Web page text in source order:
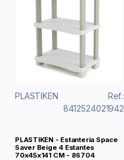
PLASTIKEN
Ref.:
8412524021942
PLASTIKEN - Estantería Space
Saver Beige 4 Estantes
70x45x141 CM - 86704